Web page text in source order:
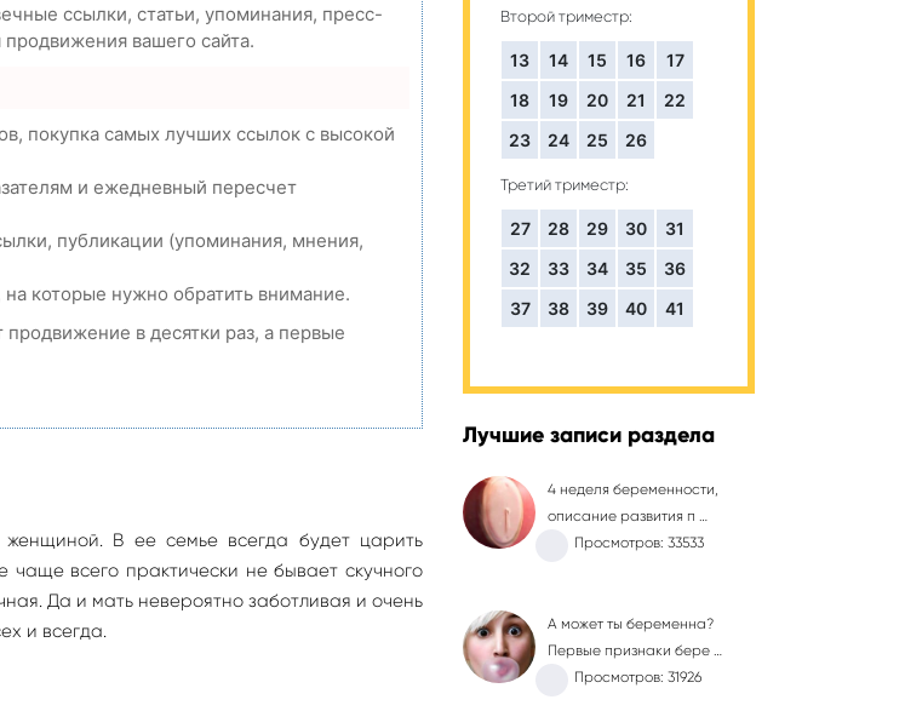
ссылки, статьи, упоминания, пресс-
вашего сайта.
покупка самых лучших ссылок с высокой
и ежедневный пересчет
публикации (упоминания, мнения,
которые нужно обратить внимание.
продвижение в десятки раз, а первые
женщиной. В ее семье всегда будет царить
чаще всего практически не бывает скучного
Да и мать невероятно заботливая и очень
и всегда.
Второй триместр:
13 14 15 16
17
18
19 20 21
22
23
24 25 26
Третий триместр:
27 28 29 30
31
32
33 34 35
36
37
38 39 40 41
Лучшие записи раздела
4 неделя беременности,
описание развития п …
Просмотров: 33533
А может ты беременна?
Первые признаки бере …
Просмотров: 31926